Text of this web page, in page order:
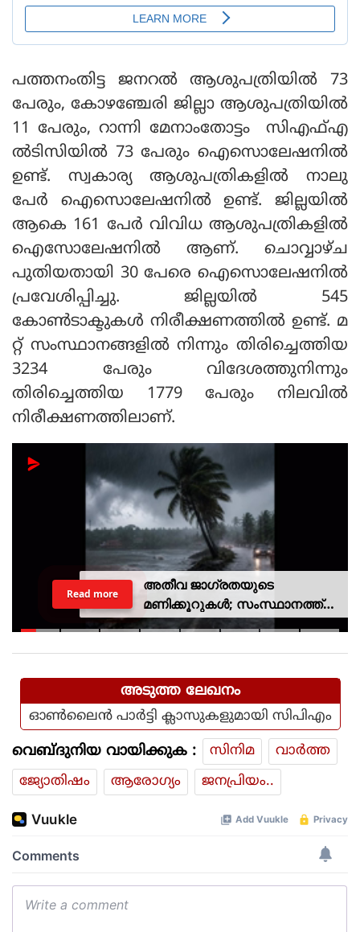
പത്തനംതിട്ട ജനറല്‍ ആശുപത്രിയില്‍ 73
പേരും, കോഴഞ്ചേരി ജില്ലാ ആശുപത്രിയില്‍
11 പേരും, റാന്നി മേനാംതോട്ടം സിഎഫ്എ
ല്‍ടിസിയില്‍ 73 പേരും ഐസൊലേഷനില്‍
ഉണ്ട്. സ്വകാര്യ ആശുപത്രികളില്‍ നാലു
പേര്‍ ഐസൊലേഷനില്‍ ഉണ്ട്. ജില്ലയില്‍
ആകെ 161 പേര്‍ വിവിധ ആശുപത്രികളില്‍
ഐസോലേഷനില്‍ ആണ്. ചൊവ്വാഴ്ച
പുതിയതായി 30 പേരെ ഐസൊലേഷനില്‍
പ്രവേശിപ്പിച്ചു. ജില്ലയില്‍ 545
കോണ്‍ടാക്ടുകള്‍ നിരീക്ഷണത്തില്‍ ഉണ്ട്. മ
റ്റ് സംസ്ഥാനങ്ങളില്‍ നിന്നും തിരിച്ചെത്തിയ
3234 പേരും വിദേശത്തുനിന്നും
തിരിച്ചെത്തിയ 1779 പേരും നിലവില്‍
നിരീക്ഷണത്തിലാണ്.
അതീവ ജാഗ്രതയുടെ
മണിക്കൂറുകൾ; സംസ്ഥാനത്ത്
റെഡ് അലർട്ട്, ശക്തമായ
Read more
അടുത്ത ലേഖനം
ഓൺലൈൻ പാർട്ടി ക്ലാസുകളുമായി സിപിഎം
വെബ്ദുനിയ വായിക്കുക : സിനിമ
വാര്‍ത്ത
ജ്യോതിഷം
ആരോഗ്യം ജനപ്രിയം..